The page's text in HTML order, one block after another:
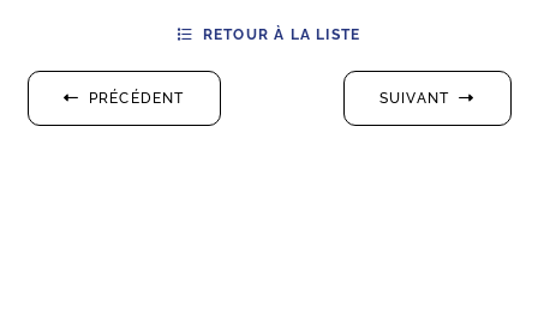
PRÉCÉDENT
RETOUR À LA LISTE
SUIVANT